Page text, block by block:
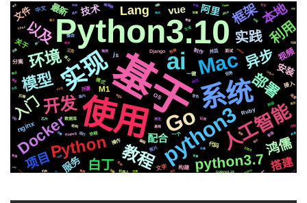
基于
使用
Python3.10
系统
ai
实现
Go
python3
Mac
人工智能
开发
教程
Python
环境
Docker
模型 部署
python3.7
异步
实践
入门
以及 利用
白丁
鸿儒
框架本地
项目
Lang
搭建
配合
vue
技术 阿里
服务
安装
文件 最新
M1
视频
nginx
关于
js
代码
构建
OS
文字
接入
Ruby
分离
中文
Django
一键
模式
开源
操作
制作
一个
并且
任务
协程
面试
api
三方
图片
数据库
整合
音色
响应
ffmpeg
原生
芯片
前后
检测
编辑器
基础
2020
微软
国内
后端
机器人
深度
记录
编程
通过
新版
svg
Golang1.18
生成
结构
运行
centos
推送
需要
格式
字幕
变量
推荐
celery
场景
阻塞
镜像 Apple
各种
存储
Silicon
遇到
统一
CSS3
github
切换
动画
爬虫
属于
情况
协议
io
聊天
合成
页面
https
简历
快速
布局
识别
集群
流程
声音
可用
机制
社交
数据
绘图
http
解析
博客
python2.7 Spleeter